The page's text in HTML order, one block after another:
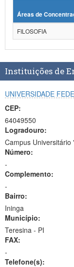
Áreas de
FILOSOFIA
Instituições de
UNIVERSIDADE
CEP:
64049550
Logradouro:
Campus
Número:
-
Complemento:
-
Bairro:
Ininga
Município:
Teresina - PI
FAX:
-
Telefone(s):